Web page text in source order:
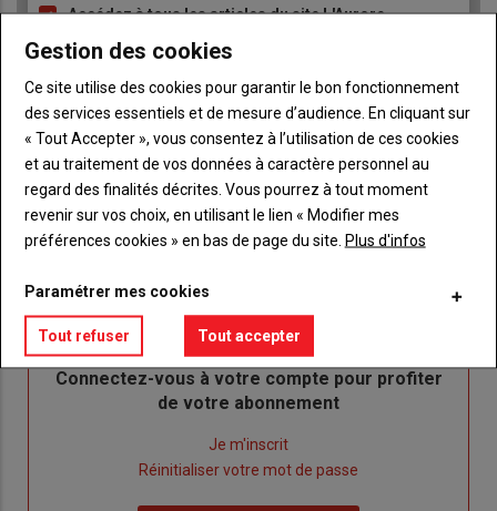
Liste
à
Accédez à tous les articles du site L'Aurore
Consultez le journal L'Aurore Paysanne au format
numérique, sur tous les supports
Ne manquez aucune information grâce à la
newsletter du journal L'Aurore Paysanne
Sous-
Vous êtes abonné(e)
TITRE IDENTIFIEZ-VOUS
Body
Connectez-vous à votre compte pour profiter
de votre abonnement
Je m'inscrit
Réinitialiser votre mot de passe
Gestion des cookies
Ce site utilise des cookies pour garantir le bon fonctionnement
des services essentiels et de mesure d’audience. En cliquant sur
« Tout Accepter », vous consentez à l’utilisation de ces cookies
et au traitement de vos données à caractère personnel au
regard des finalités décrites. Vous pourrez à tout moment
revenir sur vos choix, en utilisant le lien « Modifier mes
préférences cookies » en bas de page du site. Plus d'infos
Paramétrer mes cookies
Tout refuser Tout accepter